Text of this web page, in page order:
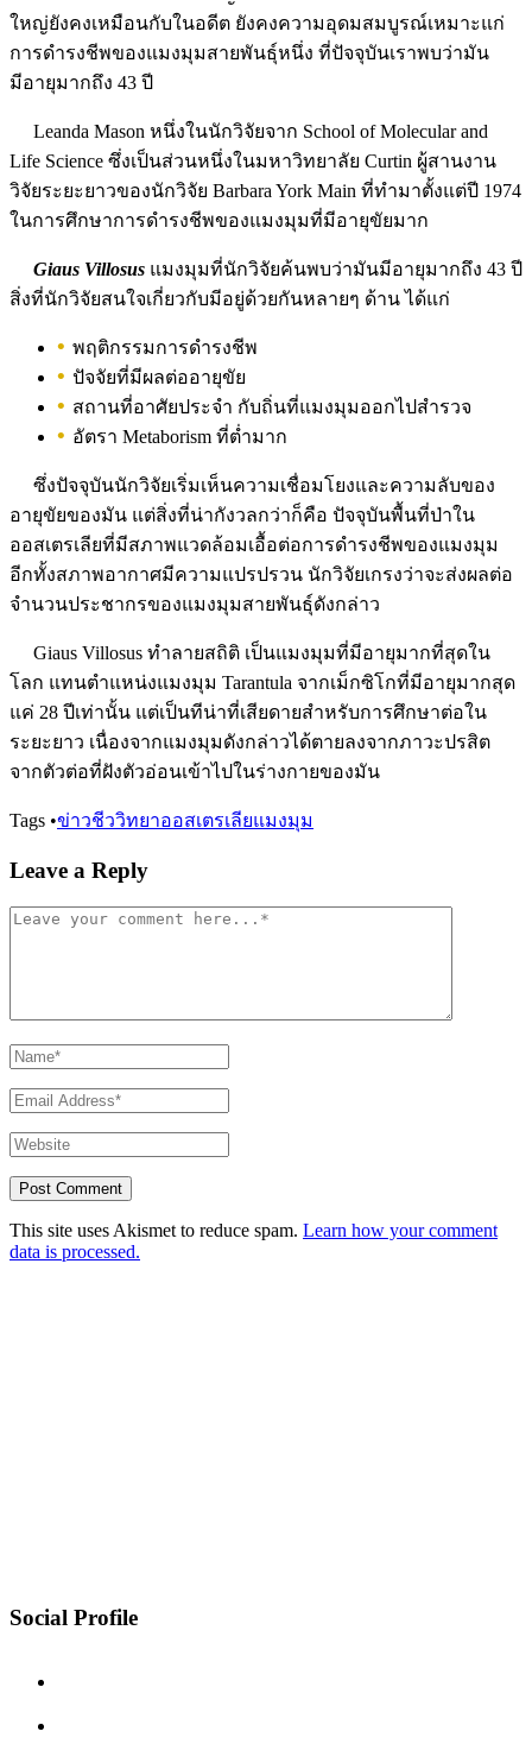
ใหญ่ยังคงเหมือนกับในอดีต ยังคงความอุดมสมบูรณ์เหมาะแก่
การดำรงชีพของแมงมุมสายพันธุ์หนึ่ง ที่ปัจจุบันเราพบว่ามัน
มีอายุมากถึง 43 ปี
Leanda Mason หนึ่งในนักวิจัยจาก School of Molecular and
Life Science ซึ่งเป็นส่วนหนึ่งในมหาวิทยาลัย Curtin ผู้สานงาน
วิจัยระยะยาวของนักวิจัย Barbara York Main ที่ทำมาตั้งแต่ปี 1974
ในการศึกษาการดำรงชีพของแมงมุมที่มีอายุขัยมาก
Giaus Villosus แมงมุมที่นักวิจัยค้นพบว่ามันมีอายุมากถึง 43 ปี
สิ่งที่นักวิจัยสนใจเกี่ยวกับมีอยู่ด้วยกันหลายๆ ด้าน ได้แก่
พฤติกรรมการดำรงชีพ
ปัจจัยที่มีผลต่ออายุขัย
สถานที่อาศัยประจำ กับถิ่นที่แมงมุมออกไปสำรวจ
อัตรา Metaborism ที่ต่ำมาก
ซึ่งปัจจุบันนักวิจัยเริ่มเห็นความเชื่อมโยงและความลับของ
อายุขัยของมัน แต่สิ่งที่น่ากังวลกว่าก็คือ ปัจจุบันพื้นที่ป่าใน
ออสเตรเลียที่มีสภาพแวดล้อมเอื้อต่อการดำรงชีพของแมงมุม
อีกทั้งสภาพอากาศมีความแปรปรวน นักวิจัยเกรงว่าจะส่งผลต่อ
จำนวนประชากรของแมงมุมสายพันธุ์ดังกล่าว
Giaus Villosus ทำลายสถิติ เป็นแมงมุมที่มีอายุมากที่สุดใน
โลก แทนตำแหน่งแมงมุม Tarantula จากเม็กซิโกที่มีอายุมากสุด
แค่ 28 ปีเท่านั้น แต่เป็นทีน่าที่เสียดายสำหรับการศึกษาต่อใน
ระยะยาว เนื่องจากแมงมุมดังกล่าวได้ตายลงจากภาวะปรสิต
จากตัวต่อที่ฝังตัวอ่อนเข้าไปในร่างกายของมัน
Tags •ข่าวชีววิทยาออสเตรเลียแมงมุม
Leave a Reply
This site uses Akismet to reduce spam. Learn how your comment
data is processed.
Social Profile